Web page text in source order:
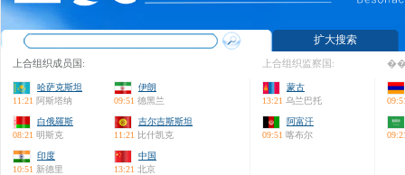
扩大搜索
上合组织成员国:
哈萨克斯坦
11:21 阿斯塔纳
伊朗
09:51 德黑兰
白俄羅斯
08:21 明斯克
吉尔吉斯斯坦
11:21
比什凯克
印度
10:51 新德里
中国
13:21 北京
上合组织监察国:
蒙古
13:21 乌兰巴托
阿富汗
09:51 喀布尔